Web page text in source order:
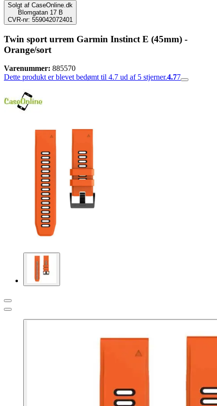
Solgt af CaseOnline.dk
Blomgatan 17 B
CVR-nr: 559042072401
Twin sport urrem Garmin Instinct E (45mm) -
Orange/sort
Varenummer: 885570
Dette produkt er blevet bedømt til 4.7 ud af 5 stjerner.4.77